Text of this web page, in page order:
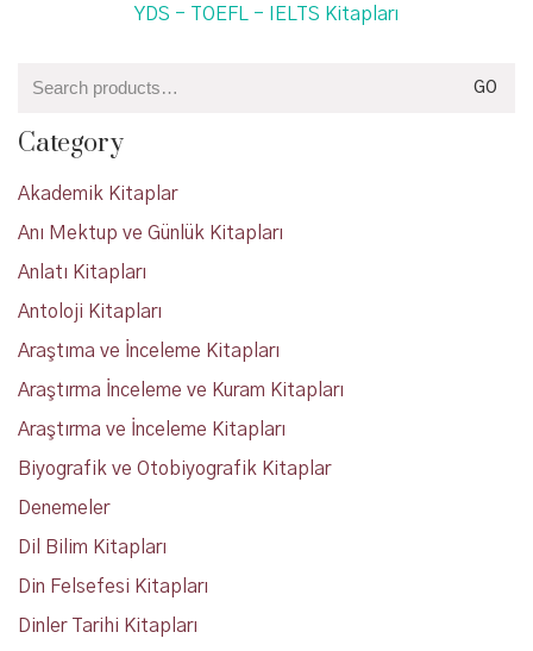
YDS - TOEFL - IELTS Kitapları
for:
GO
Category
Akademik Kitaplar
Anı Mektup ve Günlük Kitapları
Anlatı Kitapları
Antoloji Kitapları
Araştıma ve İnceleme Kitapları
Araştırma İnceleme ve Kuram Kitapları
Araştırma ve İnceleme Kitapları
Biyografik ve Otobiyografik Kitaplar
Denemeler
Dil Bilim Kitapları
Din Felsefesi Kitapları
Dinler Tarihi Kitapları